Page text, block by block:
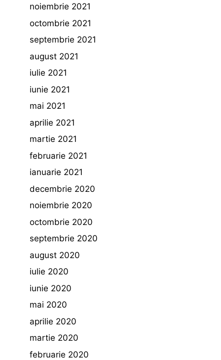
noiembrie 2021
octombrie 2021
septembrie 2021
august 2021
iulie 2021
iunie 2021
mai 2021
aprilie 2021
martie 2021
februarie 2021
ianuarie 2021
decembrie 2020
noiembrie 2020
octombrie 2020
septembrie 2020
august 2020
iulie 2020
iunie 2020
mai 2020
aprilie 2020
martie 2020
februarie 2020